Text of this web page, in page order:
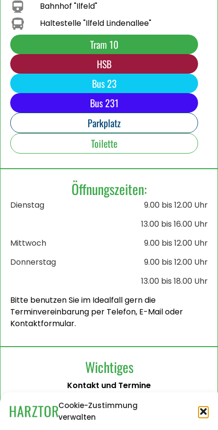
Cookie-Zustimmung
verwalten
Bahnhof "Ilfeld"
Haltestelle "Ilfeld Lindenallee"
Tram 10
HSB
Bus 23
Bus 231
Parkplatz
Toilette
Öffnungszeiten:
Dienstag
9.00 bis 12.00 Uhr
13.00 bis 16.00 Uhr
Mittwoch
9.00 bis 12.00 Uhr
Donnerstag
9.00 bis 12.00 Uhr
13.00 bis 18.00 Uhr
Bitte benutzen Sie im Idealfall gern die
Terminvereinbarung per Telefon, E-Mail oder
Kontaktformular.
Wichtiges
Kontakt und Termine
Barrierefreiheit
Impressum